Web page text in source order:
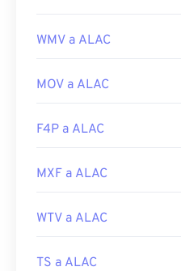
WMV a ALAC
MOV a ALAC
F4P a ALAC
MXF a ALAC
WTV a ALAC
TS a ALAC